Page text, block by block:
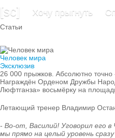
[sc] Хочу прыгнуть
Статьи
Человек мира
Эксклюзив
26 000 прыжков. Абсолютно точно
Награждён Орденом Дружбы
Люфтганза» восьмёрку на
Летающий тренер Владимир
- Во-от, Василий! Уговорил его в
мы прямо на целый уровень